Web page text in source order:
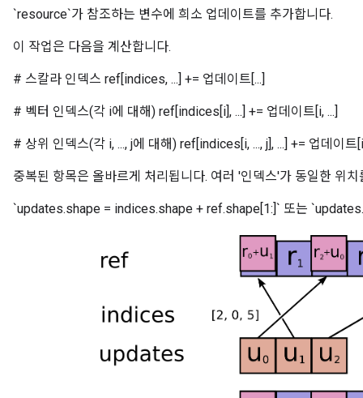
`resource`가 참조하는 변수에 희소 업데이트를 추가합니다.
이 작업은 다음을 계산합니다.
# 스칼라 인덱스 ref[indices, ...] += 업데이트[...]
# 벡터 인덱스(각 i에 대해) ref[indices[i], ...] += 업데이트[i, ...]
# 상위 인덱스(각 i, ..., j에 대해) ref[indices[i, ..., j], ...] += 업데이트[i,
중복된 항목은 올바르게 처리됩니다. 여러 '인덱스'가 동일한 위
`updates.shape = indices.shape + ref.shape[1:]` 또는